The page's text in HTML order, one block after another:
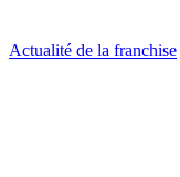
Actualité de la franchise